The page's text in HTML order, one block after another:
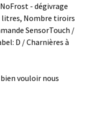
- dégivrage
litres, Nombre tiroirs
SensorTouch /
D / Charnières à
vouloir nous